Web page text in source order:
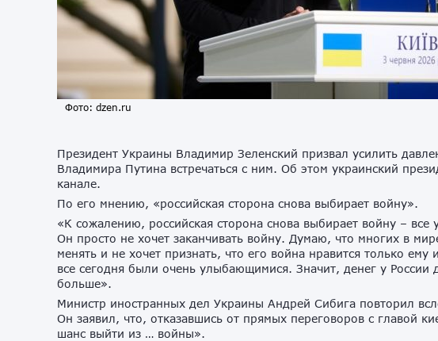
Фото: dzen.ru
Президент Украины Владимир Зеленский призвал усилить
Владимира Путина встречаться с ним. Об этом украинский
канале.
По его мнению, «российская сторона снова выбирает войну».
«К сожалению, российская сторона снова выбирает войну –
Он просто не хочет заканчивать войну. Думаю, что многих в
менять и не хочет признать, что его война нравится только
все сегодня были очень улыбающимися. Значит, денег у
больше».
Министр иностранных дел Украины Андрей Сибига повторил
Он заявил, что, отказавшись от прямых переговоров с главой
шанс выйти из … войны».